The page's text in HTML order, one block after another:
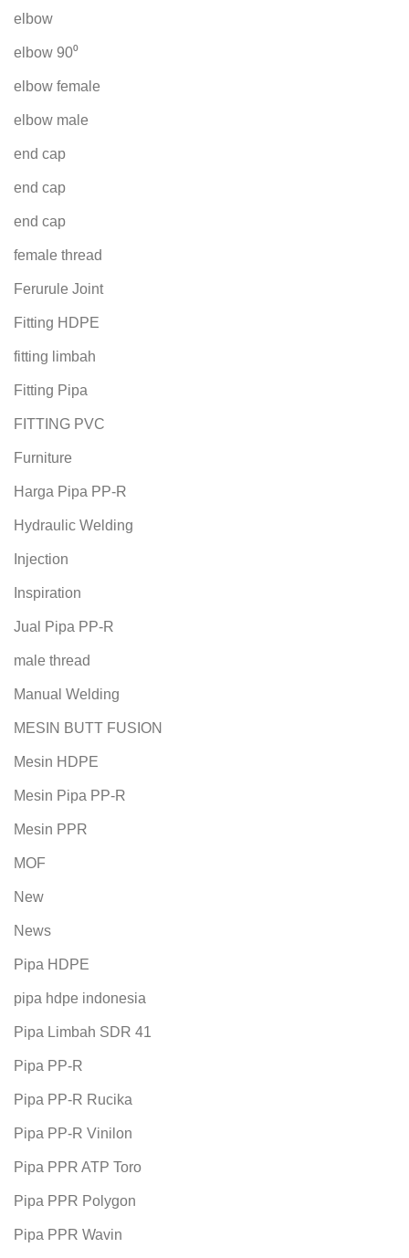
elbow
elbow 90⁰
elbow female
elbow male
end cap
end cap
end cap
female thread
Ferurule Joint
Fitting HDPE
fitting limbah
Fitting Pipa
FITTING PVC
Furniture
Harga Pipa PP-R
Hydraulic Welding
Injection
Inspiration
Jual Pipa PP-R
male thread
Manual Welding
MESIN BUTT FUSION
Mesin HDPE
Mesin Pipa PP-R
Mesin PPR
MOF
New
News
Pipa HDPE
pipa hdpe indonesia
Pipa Limbah SDR 41
Pipa PP-R
Pipa PP-R Rucika
Pipa PP-R Vinilon
Pipa PPR ATP Toro
Pipa PPR Polygon
Pipa PPR Wavin